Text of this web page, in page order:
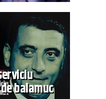
balamuc